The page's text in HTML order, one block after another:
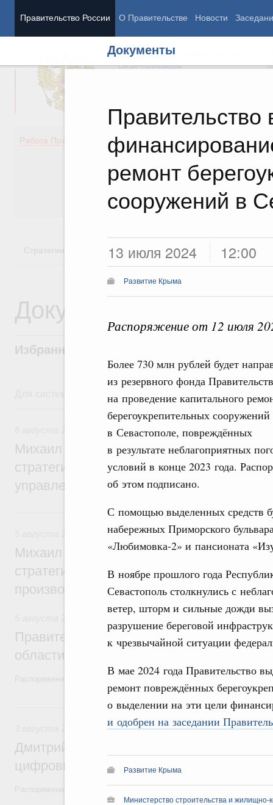
Правительство России О Правительстве Новости
Документы
ремонт
сооружений в
13 июля 2024 12:00
Развитие Крыма
Распоряжение от 12 июля
Более 730 млн рублей будет
из резервного фонда
на проведение капитального
берегоукрепительных сооружений
в Севастополе, повреждённых
в результате неблагоприятных
условий в конце 2023 года.
об этом подписано.
С помощью выделенных средств
набережных Приморского
«Любимовка-2» и пансионата
В ноябре прошлого года
Севастополь столкнулись с
ветер, шторм и сильные дожди
разрушение береговой
к чрезвычайной ситуации
В мае 2024 года Правительство
ремонт повреждённых
о выделении на эти цели
и одобрен на заседании
Развитие Крыма
Министерство строительства и
Председатель Правительства
Вице-премьеры
Работа Правительства
Демография
Здоровье
Образование
Культура
Государство
Стратегии Государственные программы
Документы
Избранные документы со справками к
Технологическое развитие. Инновации
Михаил Мишустин дал поручения по
стратегической сессии о
управления научно-технологическим
5 августа, среда
Вопросы производительности труда и
Михаил Мишустин дал поручения по
стратегической сессии, посвящённой
производительности труда
Национальный проект «Экологическое
Правительство увеличило объём
области в рамках федерального
Распоряжение от 3 августа 2026 года №2067-р
3 августа, понедельник
Регулирование в сфере торговли.
Дмитрий Григоренко возглавил штаб по
цифровых платформ